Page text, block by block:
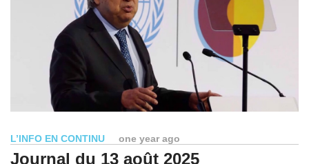
L’INFO EN CONTINU one year ago
Journal du 13 août 2025